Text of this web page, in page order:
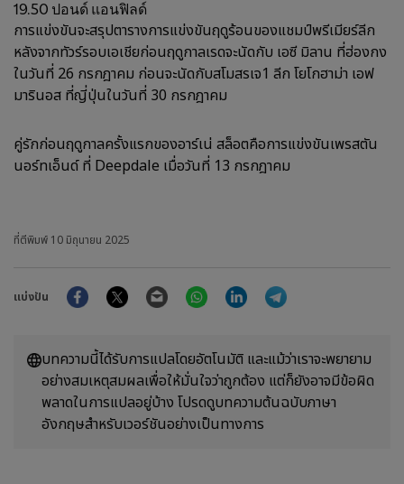
19.50 ปอนด์ แอนฟิลด์
การแข่งขันจะสรุปตารางการแข่งขันฤดูร้อนของแชมป์พรีเมียร์ลีก
หลังจากทัวร์รอบเอเชียก่อนฤดูกาลเรดจะนัดกับ เอซี มิลาน ที่ฮ่องกง
ในวันที่ 26 กรกฎาคม ก่อนจะนัดกับสโมสรเจ1 ลีก โยโกฮาม่า เอฟ
มารินอส ที่ญี่ปุ่นในวันที่ 30 กรกฎาคม
คู่รักก่อนฤดูกาลครั้งแรกของอาร์เน่ สล็อตคือการแข่งขันเพรสตัน
นอร์ทเอ็นด์ ที่ Deepdale เมื่อวันที่ 13 กรกฎาคม
ที่ตีพิมพ์ 10 มิถุนายน 2025
แบ่งปัน
FacebookTwitter Email WhatsAppLinkedIn
บทความนี้ได้รับการแปลโดยอัตโนมัติ และแม้ว่าเราจะพยายาม
อย่างสมเหตุสมผลเพื่อให้มั่นใจว่าถูกต้อง แต่ก็ยังอาจมีข้อผิด
พลาดในการแปลอยู่บ้าง โปรดดูบทความต้นฉบับภาษา
อังกฤษสำหรับเวอร์ชันอย่างเป็นทางการ